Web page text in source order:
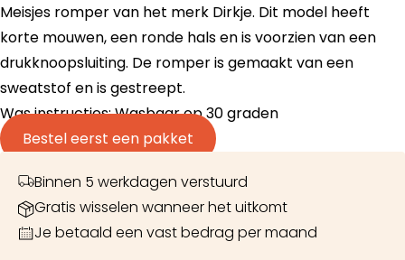
Meisjes romper van het merk Dirkje. Dit model heeft
korte mouwen, een ronde hals en is voorzien van een
drukknoopsluiting. De romper is gemaakt van een
sweatstof en is gestreept.
Was instructies: Wasbaar op 30 graden
Bestel eerst een pakket
Binnen 5 werkdagen verstuurd
Gratis wisselen wanneer het uitkomt
Je betaald een vast bedrag per maand